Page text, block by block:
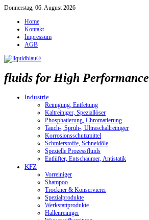
Donnerstag, 06. August 2026
Home
Kontakt
Impressum
AGB
fluids for High Performance
Industrie
Reinigung, Entfettung
Kaltreiniger, Speziallöser
Phosphatierung, Chromatierung
Tauch-, Sprüh-, Ultraschallreiniger
Korrosionsschutzmittel
Schmierstoffe, Schneidöle
Spezielle Prozessfluids
Entlüfter, Entschäumer, Antistatik
KFZ
Vorreiniger
Shampoo
Trockner & Konservierer
Spezialprodukte
Werkstattprodukte
Hallenreiniger